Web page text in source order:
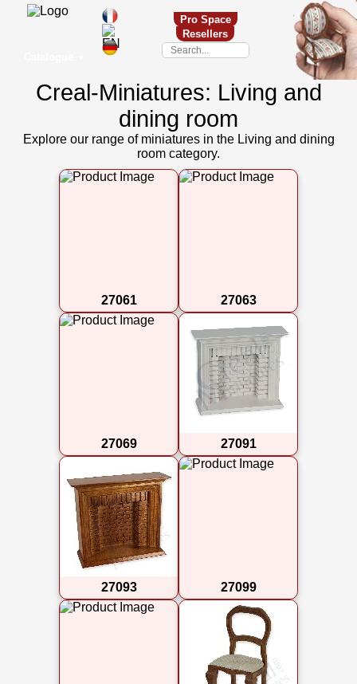
Pro Space
Resellers
Creal-Miniatures: Living and
dining room
Explore our range of miniatures in the Living and dining
room category.
27061 27063
27069 27091
27093 27099